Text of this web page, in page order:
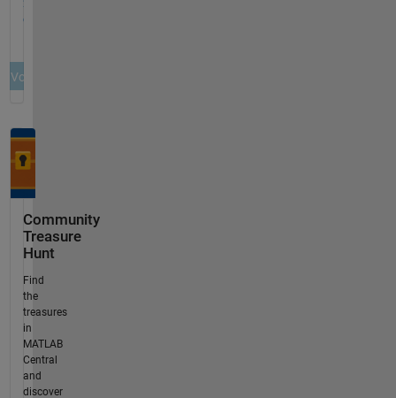
Community
Treasure
Hunt
Find
the
treasures
in
MATLAB
Central
and
discover